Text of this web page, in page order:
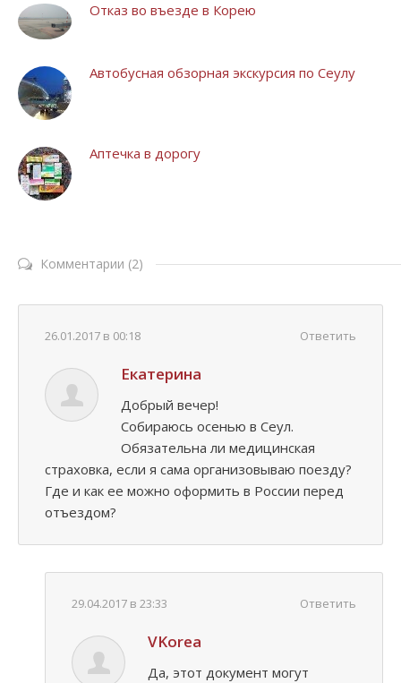
Отказ во въезде в Корею
Автобусная обзорная экскурсия по Сеулу
Аптечка в дорогу
Комментарии (2)
Ответить
26.01.2017 в 00:18
Екатерина
Добрый вечер!
Собираюсь осенью в Сеул.
Обязательна ли медицинская
страховка, если я сама организовываю поезду?
Где и как ее можно оформить в России перед
отъездом?
Ответить
29.04.2017 в 23:33
VKorea
Да, этот документ могут